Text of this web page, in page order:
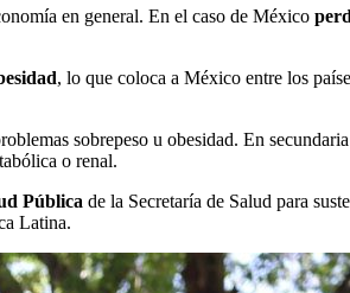
en general. En el caso de México
, lo que coloca a México entre los
sobrepeso u obesidad. En
o renal.
Pública de la Secretaría de Salud para
Latina.